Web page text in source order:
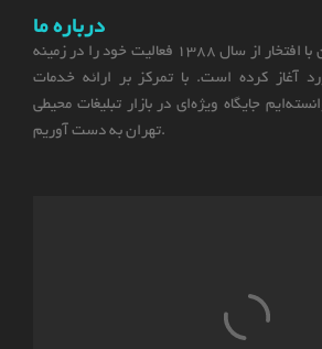
درباره ما
شرکت آینه تهران ویژن با افتخار از سال 1388 فعالیت خود را در زمینه
آغاز کرده است. با تمرکز بر ارائه خدمات
جایگاه ویژه‌ای در بازار تبلیغات محیطی
تهران به دست آوریم.